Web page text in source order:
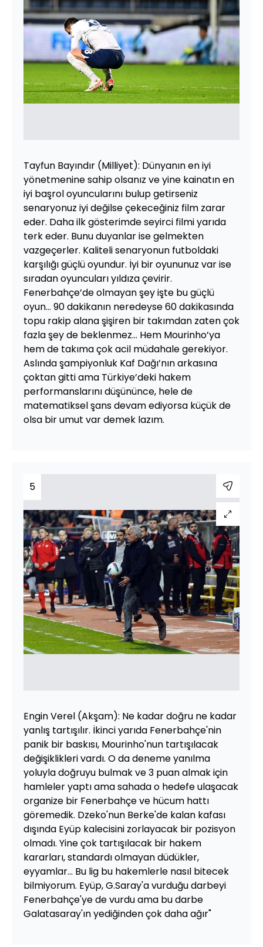
Tayfun Bayındır (Milliyet): Dünyanın en iyi
yönetmenine sahip olsanız ve yine kainatın en
iyi başrol oyuncularını bulup getirseniz
senaryonuz iyi değilse çekeceğiniz film zarar
eder. Daha ilk gösterimde seyirci filmi yarıda
terk eder. Bunu duyanlar ise gelmekten
vazgeçerler. Kaliteli senaryonun futboldaki
karşılığı güçlü oyundur. İyi bir oyununuz var ise
sıradan oyuncuları yıldıza çevirir.
Fenerbahçe’de olmayan şey işte bu güçlü
oyun... 90 dakikanın neredeyse 60 dakikasında
topu rakip alana şişiren bir takımdan zaten çok
fazla şey de beklenmez... Hem Mourinho’ya
hem de takıma çok acil müdahale gerekiyor.
Aslında şampiyonluk Kaf Dağı’nın arkasına
çoktan gitti ama Türkiye’deki hakem
performanslarını düşününce, hele de
matematiksel şans devam ediyorsa küçük de
olsa bir umut var demek lazım.
5
Engin Verel (Akşam): Ne kadar doğru ne kadar
yanlış tartışılır. İkinci yarıda Fenerbahçe'nin
panik bir baskısı, Mourinho'nun tartışılacak
değişiklikleri vardı. O da deneme yanılma
yoluyla doğruyu bulmak ve 3 puan almak için
hamleler yaptı ama sahada o hedefe ulaşacak
organize bir Fenerbahçe ve hücum hattı
göremedik. Dzeko'nun Berke'de kalan kafası
dışında Eyüp kalecisini zorlayacak bir pozisyon
olmadı. Yine çok tartışılacak bir hakem
kararları, standardı olmayan düdükler,
eyyamlar... Bu lig bu hakemlerle nasıl bitecek
bilmiyorum. Eyüp, G.Saray'a vurduğu darbeyi
Fenerbahçe'ye de vurdu ama bu darbe
Galatasaray'ın yediğinden çok daha ağır"